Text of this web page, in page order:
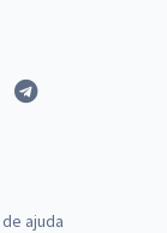
ajuda